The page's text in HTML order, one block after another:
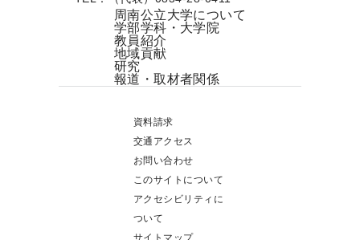
周南公立大学について
学部学科・大学院
教員紹介
地域貢献
研究
報道・取材者関係
資料請求
交通アクセス
お問い合わせ
このサイトについて
アクセシビリティに
ついて
サイトマップ